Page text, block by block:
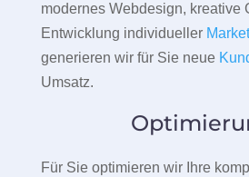
modernes Webdesign, kreative
Entwicklung individueller
generieren wir für Sie neue
Umsatz.
Für Sie optimieren wir Ihre